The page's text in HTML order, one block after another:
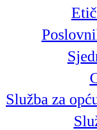
Služba za